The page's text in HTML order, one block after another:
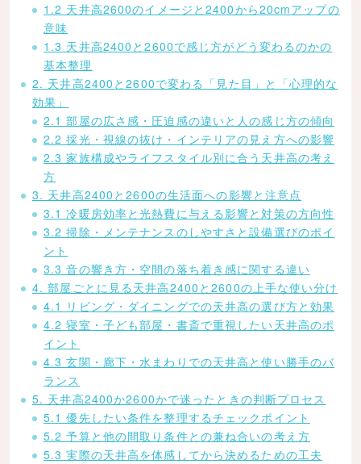
1.2 天井高2600のイメージと2400から20cmアップの
意味
1.3 天井高2400と2600で感じ方がどう変わるのかの
基本整理
2. 天井高2400と2600で変わる「見た目」と「心理的な
効果」
2.1 部屋の広さ感・圧迫感の違いと人の感じ方の傾向
2.2 採光・視線の抜け・インテリアの見え方への影響
2.3 家族構成やライフスタイル別に合う天井高の考え
方
3. 天井高2400と2600の生活面への影響と注意点
3.1 冷暖房効率と光熱費に与える影響と対策の方向性
3.2 掃除・メンテナンスのしやすさと設備選びのポイ
ント
3.3 音の響き方・空間の落ち着き感に関する違い
4. 部屋ごとに見る天井高2400と2600の上手な使い分け
4.1 リビング・ダイニングでの天井高の選び方と効果
4.2 寝室・子ども部屋・書斎で重視したい天井高のポ
イント
4.3 玄関・廊下・水まわりでの天井高と使い勝手のバ
ランス
5. 天井高2400か2600かで迷ったときの判断プロセス
5.1 優先したい条件を整理するチェックポイント
5.2 予算と他の間取り条件との兼ね合いの考え方
5.3 実際の天井高を体感してから決めるための工夫